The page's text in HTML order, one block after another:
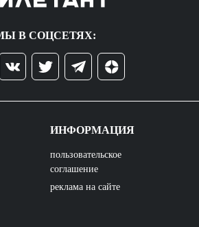
В СОЦСЕТЯХ:
ИНФОРМАЦИЯ
пользовательское
соглашение
реклама на сайте